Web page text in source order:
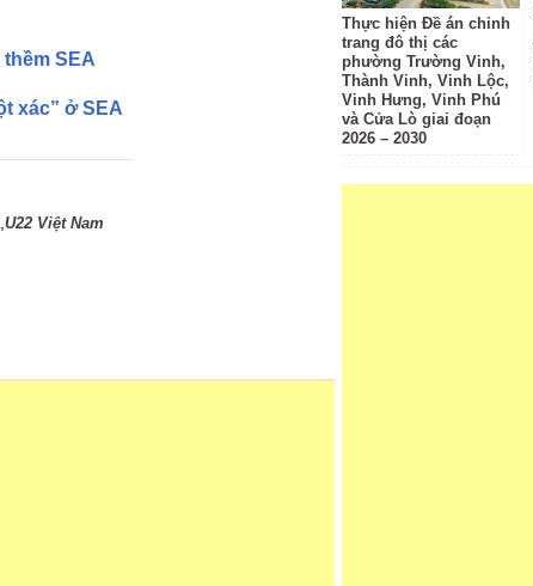
SEA
xác” ở SEA
U22 Việt Nam
Thực hiện Đề án chỉnh
trang đô thị các
phường Trường Vinh,
Thành Vinh, Vinh Lộc,
Vinh Hưng, Vinh Phú
và Cửa Lò giai đoạn
2026 – 2030